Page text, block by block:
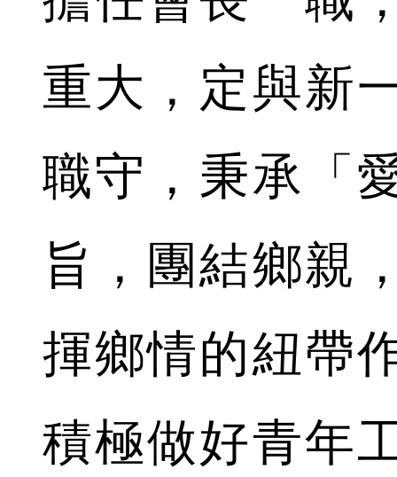
重大，定與新
職守，秉承「
旨，團結鄉親
揮鄉情的紐帶
積極做好青年